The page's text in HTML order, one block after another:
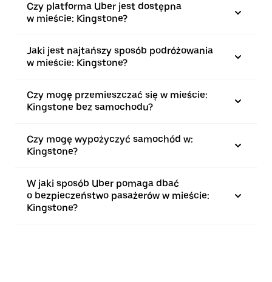
Czy platforma Uber jest dostępna
w mieście: Kingstone?
Jaki jest najtańszy sposób podróżowania
w mieście: Kingstone?
Czy mogę przemieszczać się w mieście:
Kingstone bez samochodu?
Czy mogę wypożyczyć samochód w:
Kingstone?
W jaki sposób Uber pomaga dbać
o bezpieczeństwo pasażerów w mieście:
Kingstone?